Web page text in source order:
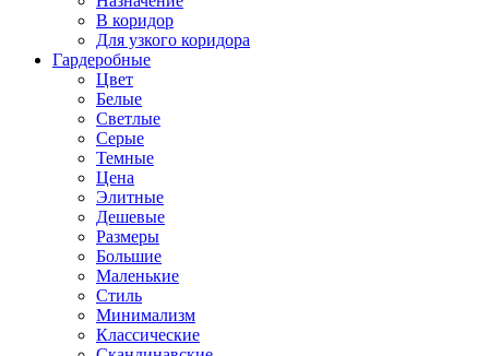
В коридор
Для узкого коридора
Гардеробные
Цвет
Белые
Светлые
Серые
Темные
Цена
Элитные
Дешевые
Размеры
Большие
Маленькие
Стиль
Минимализм
Классические